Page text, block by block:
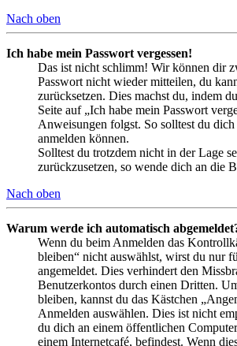
Nach oben
Ich habe mein Passwort vergessen!
Das ist nicht schlimm! Wir können dir
Passwort nicht wieder mitteilen, du
zurücksetzen. Dies machst du, indem
Seite auf „Ich habe mein Passwort
Anweisungen folgst. So solltest du
anmelden können.
Solltest du trotzdem nicht in der Lage
zurückzusetzen, so wende dich an die
Nach oben
Warum werde ich automatisch
Wenn du beim Anmelden das
bleiben“ nicht auswählst, wirst du nur
angemeldet. Dies verhindert den
Benutzerkontos durch einen Dritten.
bleiben, kannst du das Kästchen
Anmelden auswählen. Dies ist nicht
du dich an einem öffentlichen
einem Internetcafé, befindest. Wenn